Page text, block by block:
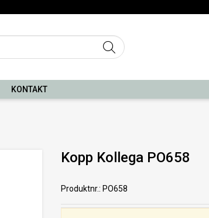
KONTAKT
Kopp Kollega PO658
Produktnr.: PO658